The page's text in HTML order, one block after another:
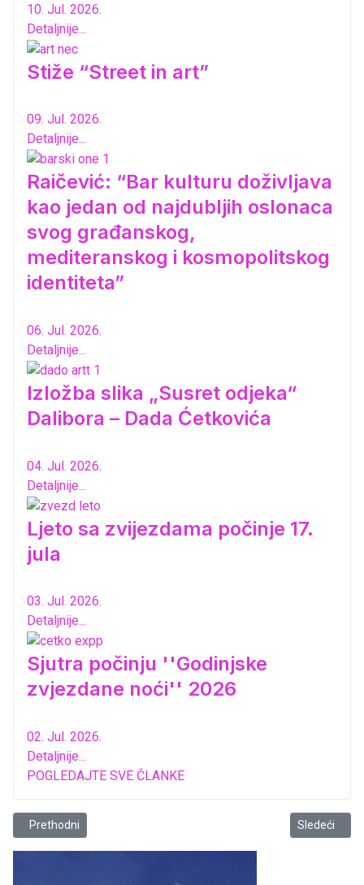
10. Jul. 2026.
Detaljnije...
Stiže “Street in art”
09. Jul. 2026.
Detaljnije...
Raičević: “Bar kulturu doživljava
kao jedan od najdubljih oslonaca
svog građanskog,
mediteranskog i kosmopolitskog
identiteta”
06. Jul. 2026.
Detaljnije...
Izložba slika „Susret odjeka“
Dalibora – Dada Ćetkovića
04. Jul. 2026.
Detaljnije...
Ljeto sa zvijezdama počinje 17.
jula
03. Jul. 2026.
Detaljnije...
Sjutra počinju ''Godinjske
zvjezdane noći'' 2026
02. Jul. 2026.
Detaljnije...
POGLEDAJTE SVE ČLANKE
Prethodni članak: Stiže “Street in art”
Prethodni Sledeći
Sledeći